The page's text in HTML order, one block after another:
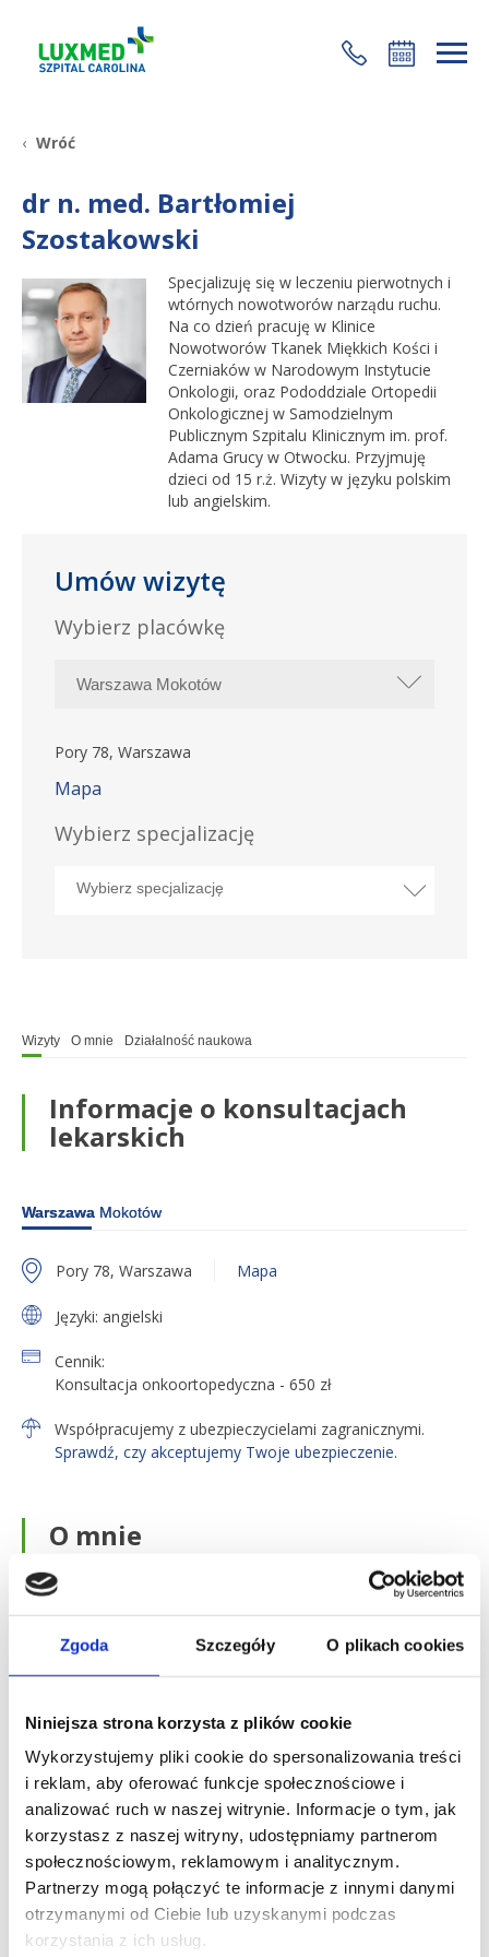
Zgoda Szczegóły O plikach cookies
Niniejsza strona korzysta z plików cookie
Wykorzystujemy pliki cookie do spersonalizowania treści
i reklam, aby oferować funkcje społecznościowe i
analizować ruch w naszej witrynie. Informacje o tym, jak
korzystasz z naszej witryny, udostępniamy partnerom
społecznościowym, reklamowym i analitycznym.
Partnerzy mogą połączyć te informacje z innymi danymi
otrzymanymi od Ciebie lub uzyskanymi podczas
korzystania z ich usług.
+48 22 35 58 200
Wróć
dr n. med. Bartłomiej
Szostakowski
Specjalizuję się w leczeniu pierwotnych i
wtórnych nowotworów narządu ruchu.
Na co dzień pracuję w Klinice
Nowotworów Tkanek Miękkich Kości i
Czerniaków w Narodowym Instytucie
Onkologii, oraz Pododdziale Ortopedii
Onkologicznej w Samodzielnym
Publicznym Szpitalu Klinicznym im. prof.
Adama Grucy w Otwocku. Przyjmuję
dzieci od 15 r.ż. Wizyty w języku polskim
lub angielskim.
Umów wizytę
Wybierz placówkę
Pory 78, Warszawa
Mapa
Wybierz specjalizację
Wizyty O mnie Działalność naukowa
Informacje o konsultacjach
lekarskich
Warszawa Mokotów
Pory 78, Warszawa Mapa
Języki: angielski
Cennik:
Konsultacja onkoortopedyczna - 650 zł
Współpracujemy z ubezpieczycielami zagranicznymi.
Sprawdź, czy akceptujemy Twoje ubezpieczenie.
O mnie
W codziennej praktyce opiekuję się pacjentami
chorymi na mięsaki kości oraz mięsaki tkanek
miękkich jak również chorymi onkologicznie ze
zmianami przerzutowymi w układzie kostnym.
mięsaki tkanek miękkich i kości
Wtórne nowotwory kości i tkanek miękkich –
zmiany przerzutowe
TGCT/PVNS – guzy olbrzymiokomórkowe
pochewek ścięgnistych
GCTB – guzy olbrzymiokomórkowe kości